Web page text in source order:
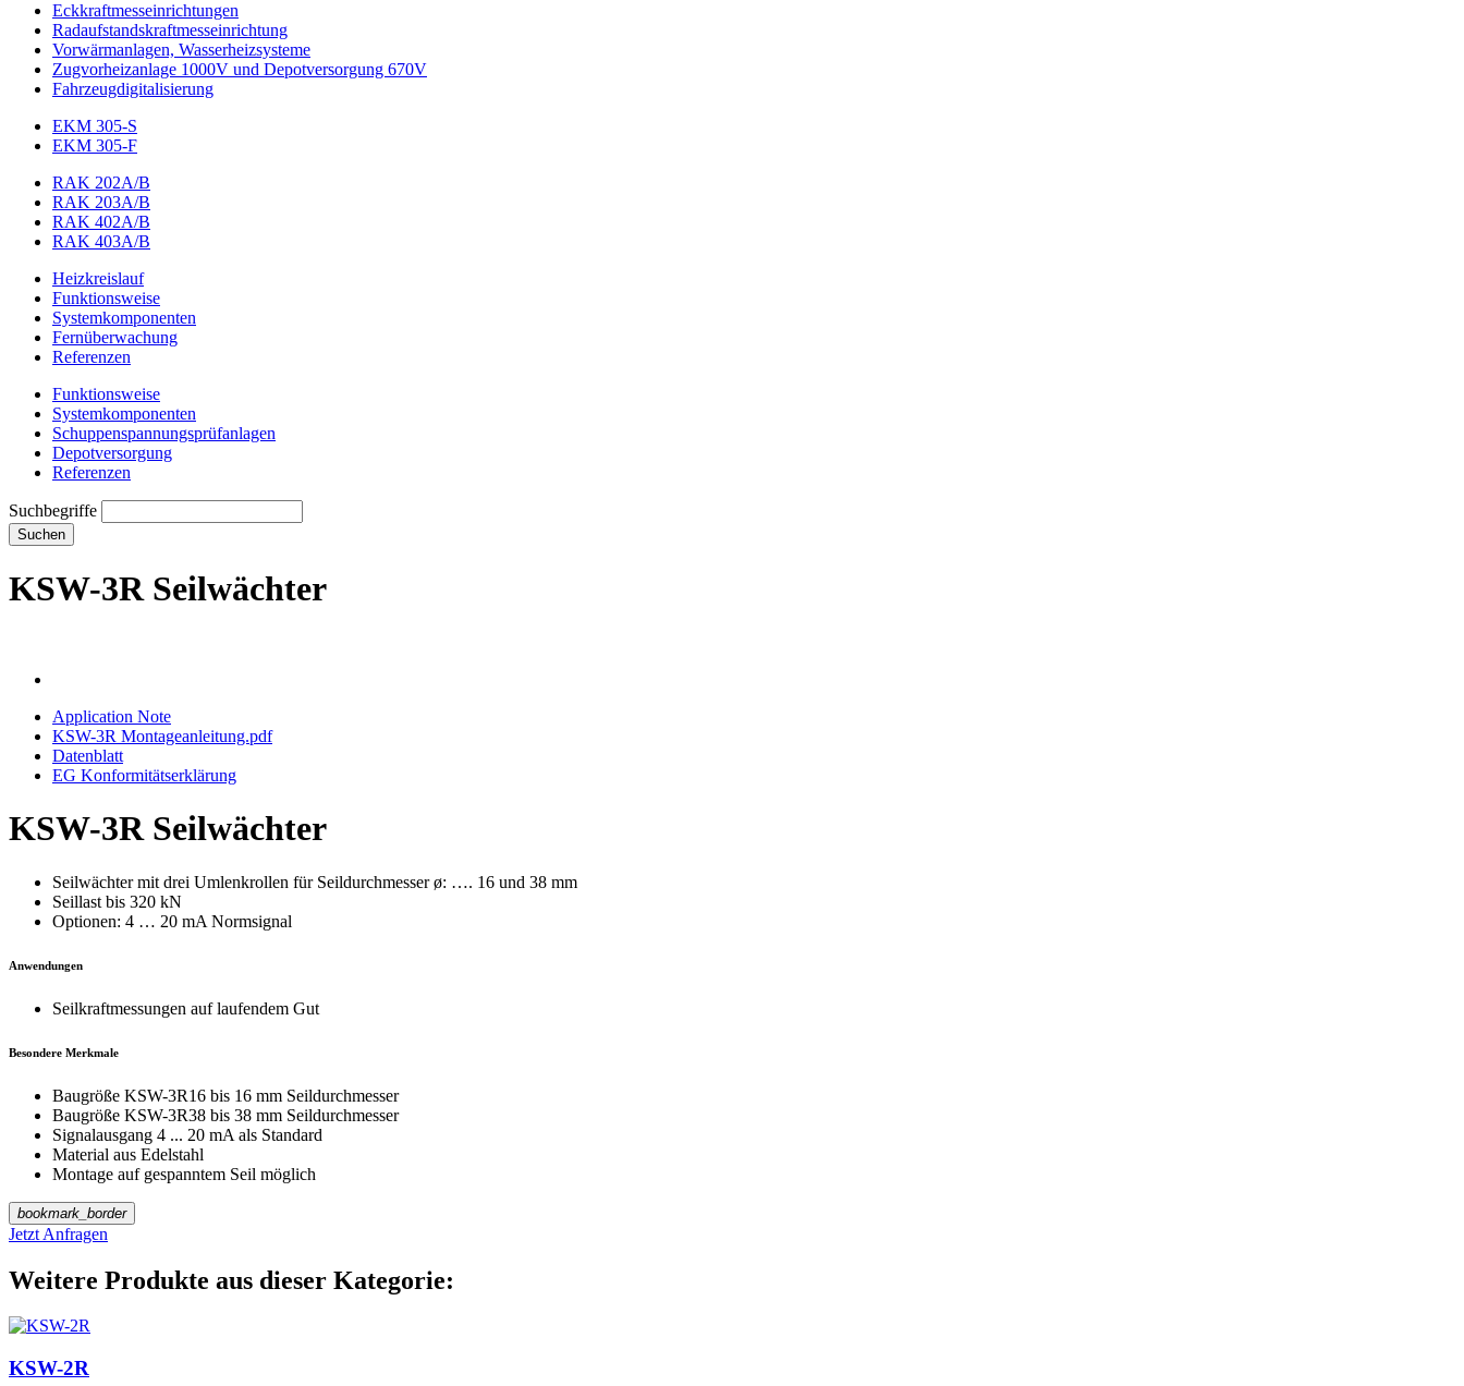
Eckkraftmess­einrichtungen
Radaufstands­kraftmess­einrichtung
Vorwärmanlagen, Wasserheizsysteme
Zugvorheizanlage 1000V und Depotversorgung 670V
Fahrzeugdigitalisierung
EKM 305-S
EKM 305-F
RAK 202A/B
RAK 203A/B
RAK 402A/B
RAK 403A/B
Heizkreislauf
Funktionsweise
Systemkomponenten
Fernüberwachung
Referenzen
Funktionsweise
Systemkomponenten
Schuppenspannungs­prüfanlagen
Depotversorgung
Referenzen
Suchbegriffe
Suchen
KSW-3R Seilwächter
Application Note
KSW-3R Montageanleitung.pdf
Datenblatt
EG Konformitätserklärung
KSW-3R Seilwächter
Seilwächter mit drei Umlenkrollen für Seildurchmesser ø: …. 16 und 38 mm
Seillast bis 320 kN
Optionen: 4 … 20 mA Normsignal
Anwendungen
Seilkraftmessungen auf laufendem Gut
Besondere Merkmale
Baugröße KSW-3R16 bis 16 mm Seildurchmesser
Baugröße KSW-3R38 bis 38 mm Seildurchmesser
Signalausgang 4 ... 20 mA als Standard
Material aus Edelstahl
Montage auf gespanntem Seil möglich
bookmark_border
Jetzt Anfragen
Weitere Produkte aus dieser Kategorie:
KSW-2R